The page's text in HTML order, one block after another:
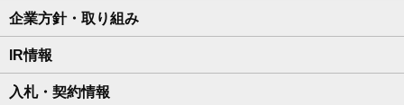
企業方針・取り組み
IR情報
入札・契約情報